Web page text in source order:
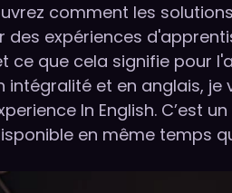
comment les
des expériences
ce que cela signifie pour
intégralité et en anglais,
In English. C’est
en même temps